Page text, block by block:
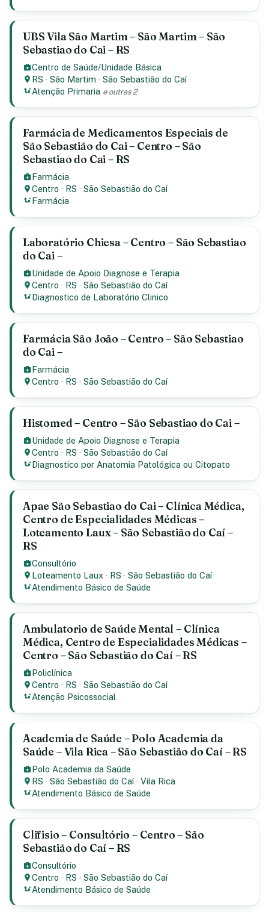
UBS Vila São Martim – São Martim – São
Sebastiao do Cai – RS
Centro de Saúde/Unidade Básica
RS ·São Martim ·São Sebastião do Caí
Atenção Primaria e outras 2
Farmácia de Medicamentos Especiais de
São Sebastião do Cai – Centro – São
Sebastiao do Cai – RS
Farmácia
Centro · RS ·São Sebastião do Caí
Farmácia
Laboratório Chiesa – Centro – São Sebastiao
do Cai –
Unidade de Apoio Diagnose e Terapia
Centro · RS ·São Sebastião do Caí
Diagnostico de Laboratório Clinico
Farmácia São João – Centro – São Sebastiao
do Cai –
Farmácia
Centro · RS ·São Sebastião do Caí
Histomed – Centro – São Sebastiao do Cai –
Unidade de Apoio Diagnose e Terapia
Centro · RS ·São Sebastião do Caí
Diagnostico por Anatomia Patológica ou Citopato
Apae São Sebastiao do Cai – Clínica Médica,
Centro de Especialidades Médicas –
Loteamento Laux – São Sebastião do Caí –
RS
Consultório
Loteamento Laux · RS ·São Sebastião do Caí
Atendimento Básico de Saúde
Ambulatorio de Saúde Mental – Clínica
Médica, Centro de Especialidades Médicas –
Centro – São Sebastião do Caí – RS
Policlínica
Centro · RS ·São Sebastião do Caí
Atenção Psicossocial
Academia de Saúde – Polo Academia da
Saúde – Vila Rica – São Sebastião do Caí – RS
Polo Academia da Saúde
RS ·São Sebastião do Caí ·Vila Rica
Atendimento Básico de Saúde
Clifisio – Consultório – Centro – São
Sebastião do Caí – RS
Consultório
Centro · RS ·São Sebastião do Caí
Atendimento Básico de Saúde